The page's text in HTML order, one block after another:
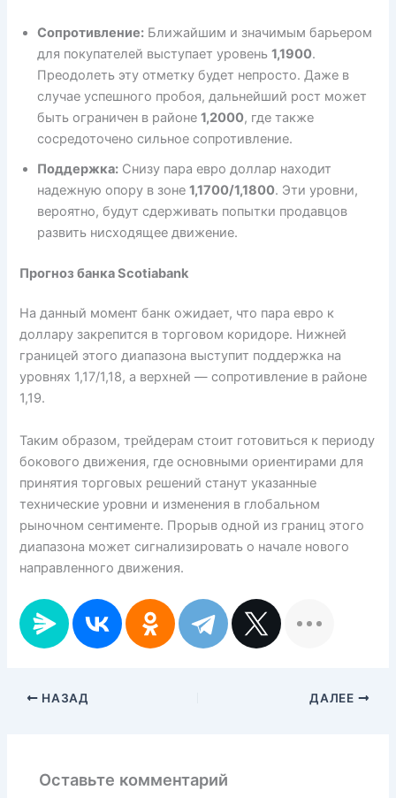
Сопротивление: Ближайшим и значимым барьером
для покупателей выступает уровень1,1900.
Преодолеть эту отметку будет непросто. Даже в
случае успешного пробоя, дальнейший рост может
быть ограничен в районе1,2000, где также
сосредоточено сильное сопротивление.
Поддержка: Снизу пара евро доллар находит
надежную опору в зоне1,1700/1,1800. Эти уровни,
вероятно, будут сдерживать попытки продавцов
развить нисходящее движение.
Прогноз банка Scotiabank
На данный момент банк ожидает, что пара евро к
доллару закрепится в торговом коридоре. Нижней
границей этого диапазона выступит поддержка на
уровнях 1,17/1,18, а верхней — сопротивление в районе
1,19.
Таким образом, трейдерам стоит готовиться к периоду
бокового движения, где основными ориентирами для
принятия торговых решений станут указанные
технические уровни и изменения в глобальном
рыночном сентименте. Прорыв одной из границ этого
диапазона может сигнализировать о начале нового
направленного движения.
НАЗАД ДАЛЕЕ
Оставьте комментарий